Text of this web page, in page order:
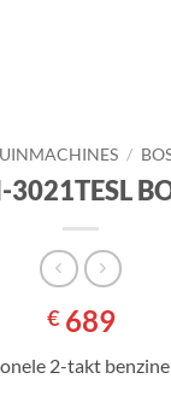
/
3021TESL
€689
2-takt